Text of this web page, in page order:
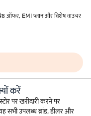
ऑफर, EMI प्लान और विशेष वाउचर
करें
पर खरीदारी करने पर
उपलब्ध ब्रांड, डीलर और